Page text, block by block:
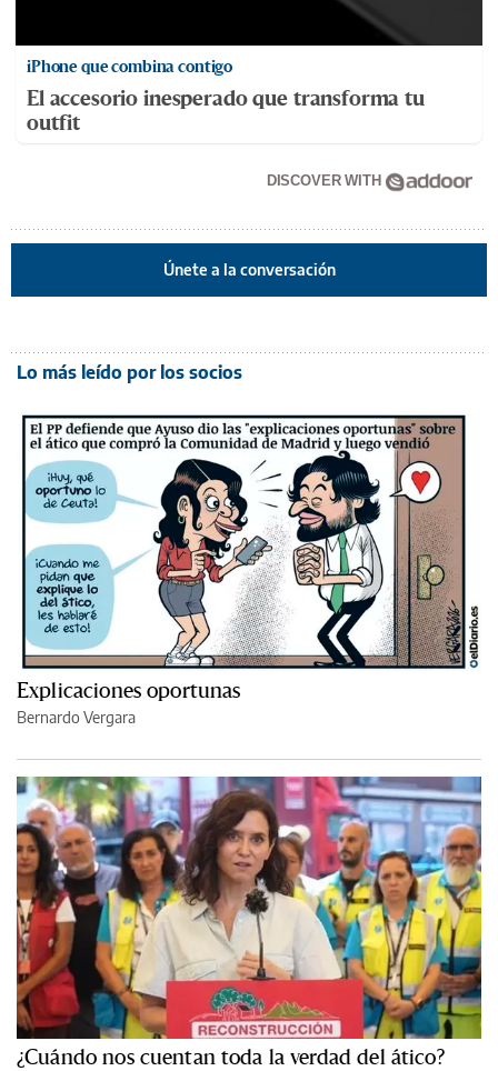
iPhone que combina contigo
El accesorio inesperado que transforma tu
outfit
DISCOVER WITH
Únete a la conversación
Lo más leído por los socios
Explicaciones oportunas
Bernardo Vergara
¿Cuándo nos cuentan toda la verdad del ático?